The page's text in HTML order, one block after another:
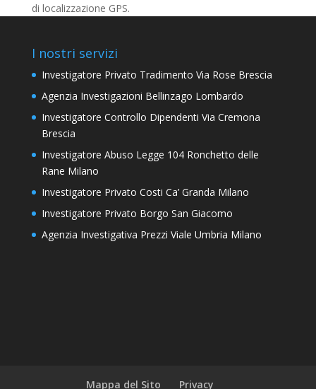
di localizzazione GPS.
I nostri servizi
Investigatore Privato Tradimento Via Rose Brescia
Agenzia Investigazioni Bellinzago Lombardo
Investigatore Controllo Dipendenti Via Cremona
Brescia
Investigatore Abuso Legge 104 Ronchetto delle
Rane Milano
Investigatore Privato Costi Ca’ Granda Milano
Investigatore Privato Borgo San Giacomo
Agenzia Investigativa Prezzi Viale Umbria Milano
Mappa del Sito Privacy